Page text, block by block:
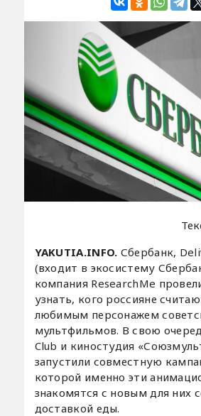
YAKUTIA.INFO. Сбербанк,
(входит в экосистему
компания ResearchMe
узнать, кого россияне
любимым персонажем
мультфильмов. В свою
Club и киностудия
запустили совместную
которой именно эти
знакомятся с новым для них
доставкой еды.